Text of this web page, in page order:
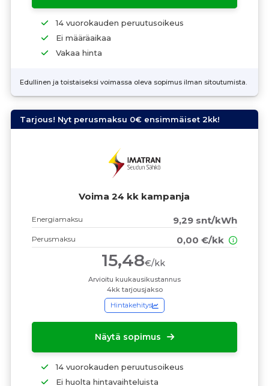
14 vuorokauden peruutusoikeus
Ei määräaikaa
Vakaa hinta
Edullinen ja toistaiseksi voimassa oleva sopimus ilman sitoutumista.
Tarjous! Nyt perusmaksu 0€ ensimmäiset 2kk!
Voima 24 kk kampanja
Energiamaksu 9,29 snt/kWh
Perusmaksu 0,00 €/kk
15,48€/kk
Arvioitu kuukausikustannus
4kk tarjousjakso
Hintakehitys
Näytä sopimus
14 vuorokauden peruutusoikeus
Ei huolta hintavaihteluista